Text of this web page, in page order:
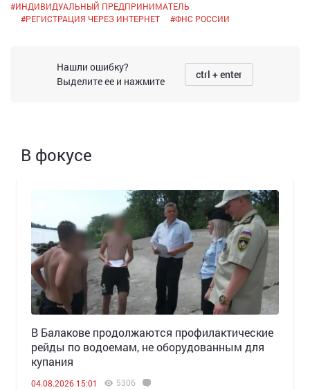
#ИНДИВИДУАЛЬНЫЙ ПРЕДПРИНИМАТЕЛЬ
#РЕГИСТРАЦИЯ ЧЕРЕЗ ИНТЕРНЕТ #ФНС РОССИИ
Нашли ошибку?
Выделите ее и нажмите
ctrl + enter
В фокусе
В Балакове продолжаются профилактические
рейды по водоемам, не оборудованным для
купания
04.08.2026 15:01 5306